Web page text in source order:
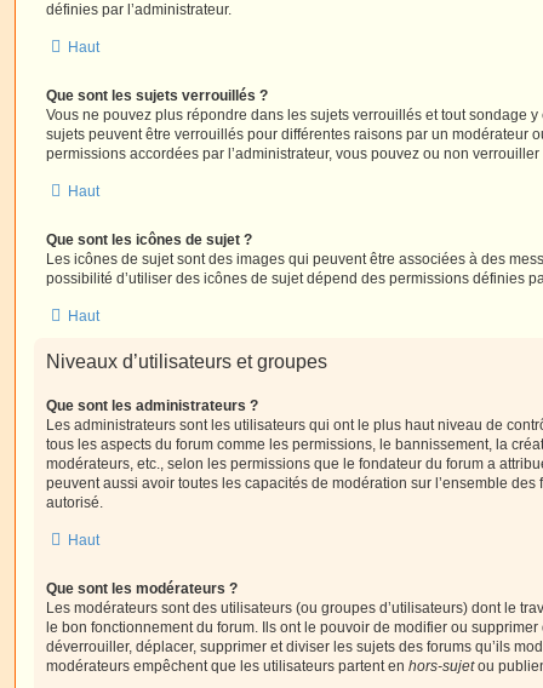
définies par l’administrateur.
Haut
Que sont les sujets verrouillés ?
Vous ne pouvez plus répondre dans les sujets verrouillés et tout sondage
sujets peuvent être verrouillés pour différentes raisons par un modérateur
permissions accordées par l’administrateur, vous pouvez ou non
Haut
Que sont les icônes de sujet ?
Les icônes de sujet sont des images qui peuvent être associées à des
possibilité d’utiliser des icônes de sujet dépend des permissions définies
Haut
Niveaux d’utilisateurs et groupes
Que sont les administrateurs ?
Les administrateurs sont les utilisateurs qui ont le plus haut niveau de
tous les aspects du forum comme les permissions, le bannissement, la
modérateurs, etc., selon les permissions que le fondateur du forum a
peuvent aussi avoir toutes les capacités de modération sur l’ensemble
autorisé.
Haut
Que sont les modérateurs ?
Les modérateurs sont des utilisateurs (ou groupes d’utilisateurs) dont le
le bon fonctionnement du forum. Ils ont le pouvoir de modifier ou
déverrouiller, déplacer, supprimer et diviser les sujets des forums qu’ils
modérateurs empêchent que les utilisateurs partent en hors-sujetou